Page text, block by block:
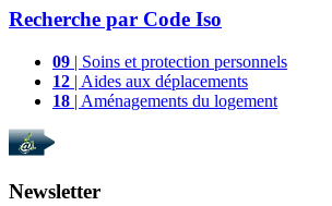
Recherche par Code Iso
09 | Soins et protection personnels
12 | Aides aux déplacements
18 | Aménagements du logement
Newsletter